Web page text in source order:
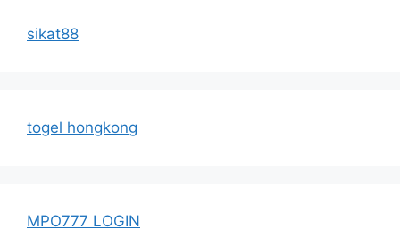
sikat88
togel hongkong
MPO777 LOGIN